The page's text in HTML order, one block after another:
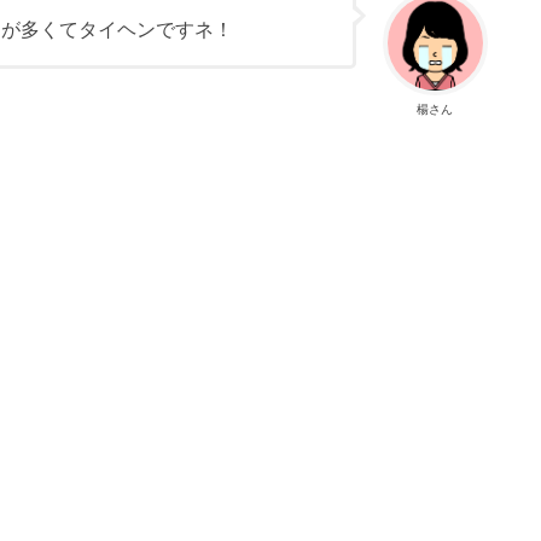
楊さん
多くてタイヘンですネ！